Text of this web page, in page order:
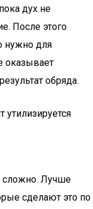
дух не
После этого
нужно для
оказывает
обряда.
сложно. Лучше
сделают это по